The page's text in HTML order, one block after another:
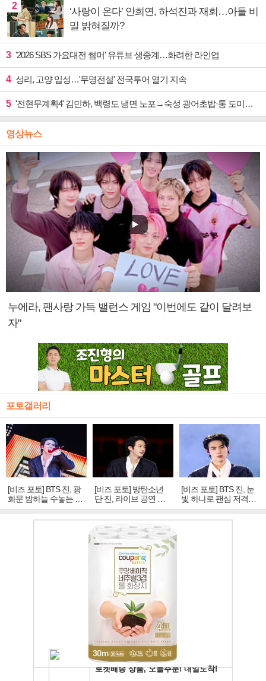
2
‘사랑이 온다’ 안희연, 하석진과 재회…아들 비
밀 밝혀질까?
3 '2026 SBS 가요대전 썸머' 유튜브 생중계…화려한 라인업
4 성리, 고양 입성…'무명전설' 전국투어 열기 지속
5 '전현무계획4' 김민하, 백령도 냉면 노포→숙성 광어초밥·통 도미찜 맛집 탐방
영상뉴스
누에라, 팬사랑 가득 밸런스 게임 "이번에도 같이 달려보
자"
포토갤러리
[비즈 포토] BTS 진, 광
화문 밤하늘 수놓는 '비
주얼 킹'의 열창
[비즈 포토] 방탄소년
단 진, 라이브 공연 중
빛나는 독보적 아우라
[비즈 포토] BTS 진, 눈
빛 하나로 팬심 저격…
독보적 카리스마